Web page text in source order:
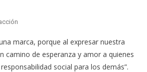
marca, porque al expresar nuestra
camino de esperanza y amor a quienes
social para los demás”.